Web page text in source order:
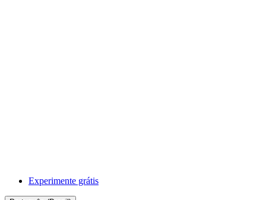
Experimente grátis